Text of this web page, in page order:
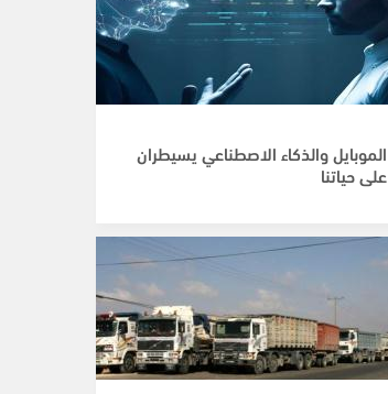
الموبايل والذكاء الاصطناعي يسيطران
على حياتنا